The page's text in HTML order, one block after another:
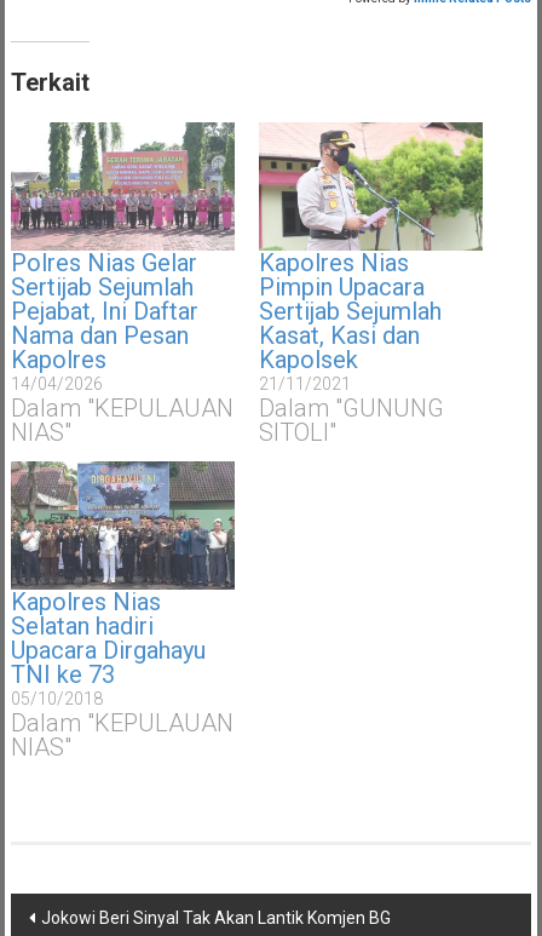
Terkait
Polres Nias Gelar
Sertijab Sejumlah
Pejabat, Ini Daftar
Nama dan Pesan
Kapolres
14/04/2026
Dalam "KEPULAUAN
NIAS"
Kapolres Nias
Pimpin Upacara
Sertijab Sejumlah
Kasat, Kasi dan
Kapolsek
21/11/2021
Dalam "GUNUNG
SITOLI"
Kapolres Nias
Selatan hadiri
Upacara Dirgahayu
TNI ke 73
05/10/2018
Dalam "KEPULAUAN
NIAS"
Navigasi
Jokowi Beri Sinyal Tak Akan Lantik Komjen BG